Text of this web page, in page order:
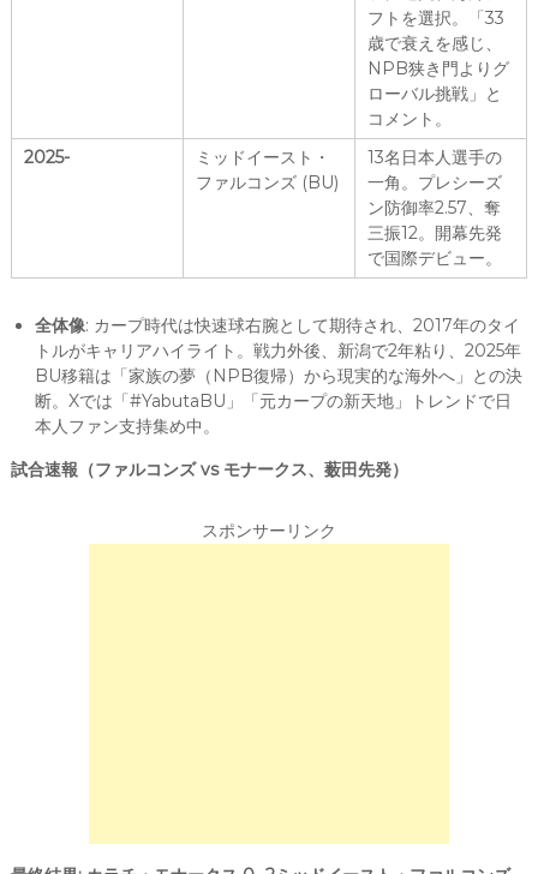
フトを選択。「33
歳で衰えを感じ、
NPB狭き門よりグ
ローバル挑戦」と
コメント。
2025-
ミッドイースト・
ファルコンズ (BU)
13名日本人選手の
一角。プレシーズ
ン防御率2.57、奪
三振12。開幕先発
で国際デビュー。
全体像: カープ時代は快速球右腕として期待され、2017年のタイ
トルがキャリアハイライト。戦力外後、新潟で2年粘り、2025年
BU移籍は「家族の夢（NPB復帰）から現実的な海外へ」との決
断。Xでは「#YabutaBU」「元カープの新天地」トレンドで日
本人ファン支持集め中。
試合速報（ファルコンズ vs モナークス、薮田先発）
スポンサーリンク